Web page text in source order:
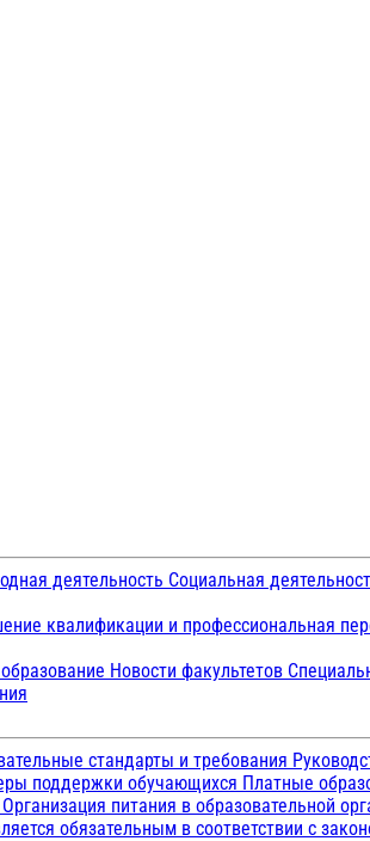
деятельность Социальная
квалификации и профессиональная
Новости факультетов
стандарты и требования
поддержки обучающихся Платные
Организация питания в образовательной
обязательным в соответствии с